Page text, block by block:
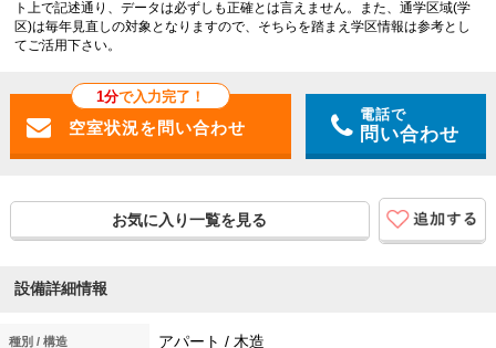
ト上で記述通り、データは必ずしも正確とは言えません。また、通学区域(学
区)は毎年見直しの対象となりますので、そちらを踏まえ学区情報は参考とし
てご活用下さい。
1分で入力完了！
電話で
問い合わせ
お気に入り一覧を見る
設備詳細情報
種別 / 構造 アパート / 木造